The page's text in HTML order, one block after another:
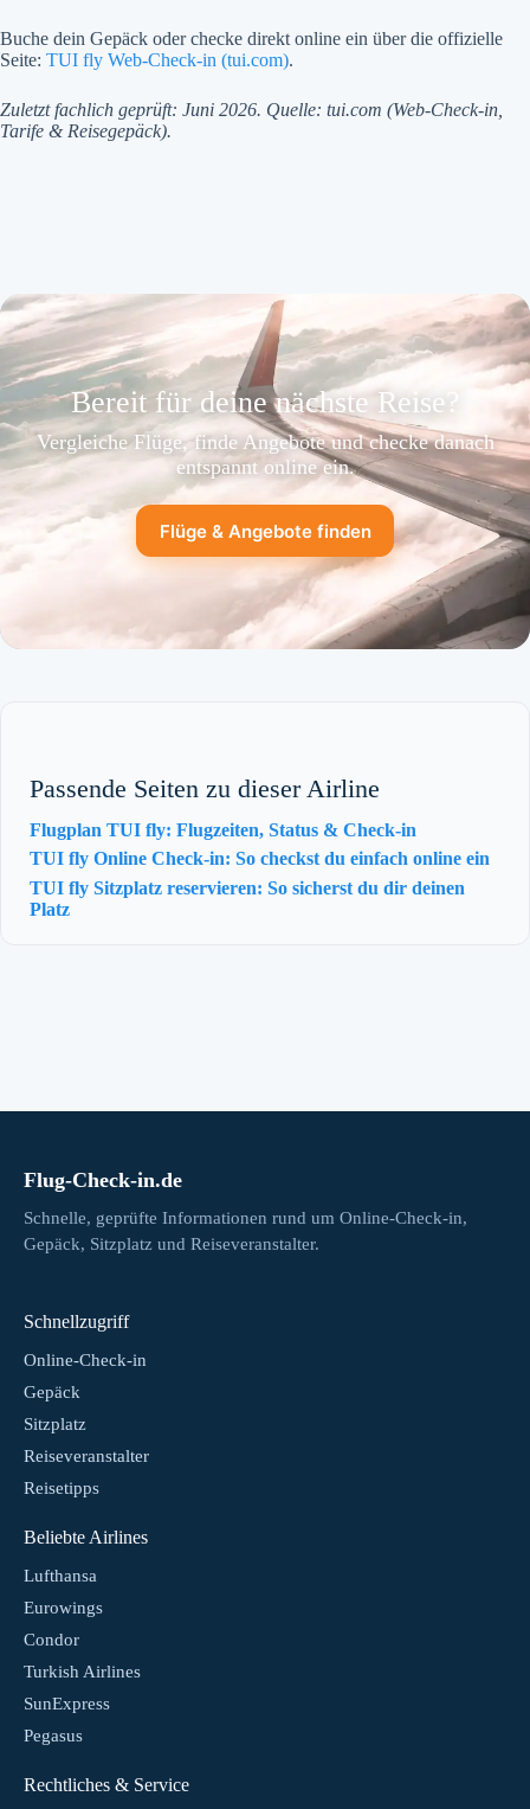
Buche dein Gepäck oder checke direkt online ein über die offizielle
Seite: TUI fly Web-Check-in (tui.com).
Zuletzt fachlich geprüft: Juni 2026. Quelle: tui.com (Web-Check-in,
Tarife & Reisegepäck).
Bereit für deine nächste Reise?
Vergleiche Flüge, finde Angebote und checke danach
entspannt online ein.
Flüge & Angebote finden
Passende Seiten zu dieser Airline
Flugplan TUI fly: Flugzeiten, Status & Check-in
TUI fly Online Check-in: So checkst du einfach online ein
TUI fly Sitzplatz reservieren: So sicherst du dir deinen
Platz
Flug-Check-in.de
Schnelle, geprüfte Informationen rund um Online-Check-in,
Gepäck, Sitzplatz und Reiseveranstalter.
Schnellzugriff
Online-Check-in
Gepäck
Sitzplatz
Reiseveranstalter
Reisetipps
Beliebte Airlines
Lufthansa
Eurowings
Condor
Turkish Airlines
SunExpress
Pegasus
Rechtliches & Service